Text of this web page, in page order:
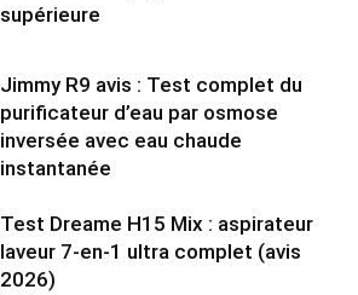
supérieure
Jimmy R9 avis : Test complet du
purificateur d’eau par osmose
inversée avec eau chaude
instantanée
Test Dreame H15 Mix : aspirateur
laveur 7-en-1 ultra complet (avis
2026)